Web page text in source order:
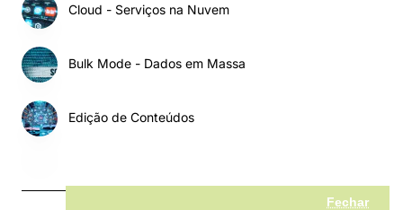
Fechar
Cloud - Serviços na Nuvem
Bulk Mode - Dados em Massa
Edição de Conteúdos